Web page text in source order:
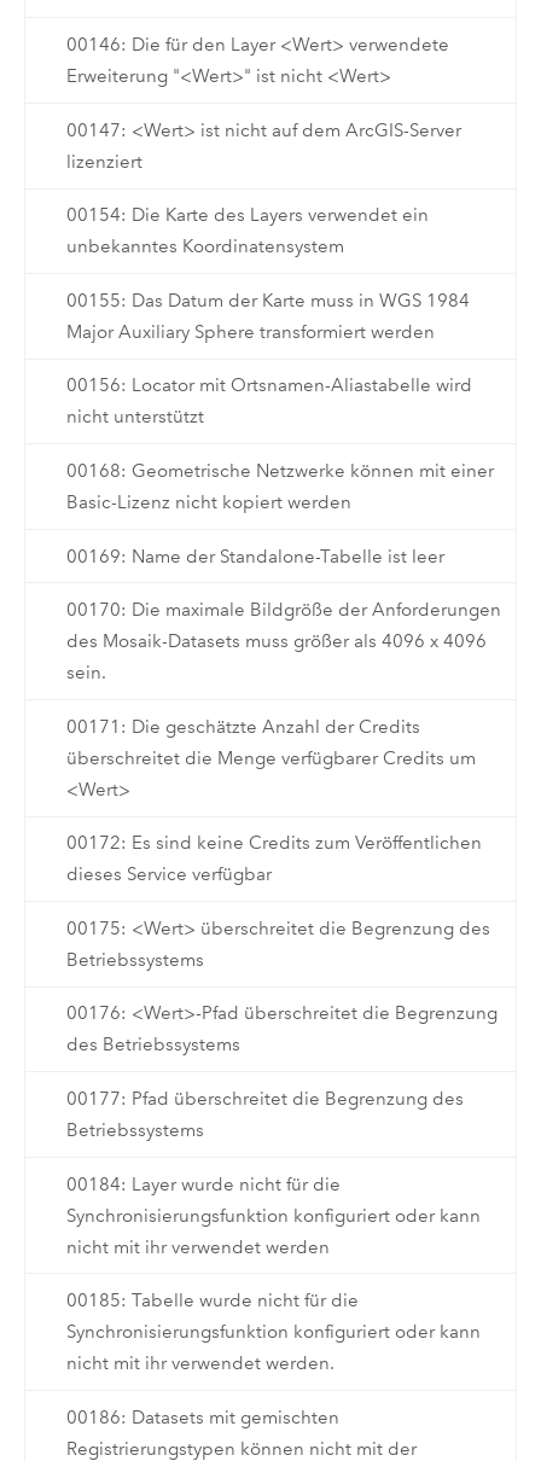
00146: Die für den Layer <Wert> verwendete
Erweiterung "<Wert>" ist nicht <Wert>
00147: <Wert> ist nicht auf dem ArcGIS-Server
lizenziert
00154: Die Karte des Layers verwendet ein
unbekanntes Koordinatensystem
00155: Das Datum der Karte muss in WGS 1984
Major Auxiliary Sphere transformiert werden
00156: Locator mit Ortsnamen-Aliastabelle wird
nicht unterstützt
00168: Geometrische Netzwerke können mit einer
Basic-Lizenz nicht kopiert werden
00169: Name der Standalone-Tabelle ist leer
00170: Die maximale Bildgröße der Anforderungen
des Mosaik-Datasets muss größer als 4096 x 4096
sein.
00171: Die geschätzte Anzahl der Credits
überschreitet die Menge verfügbarer Credits um
<Wert>
00172: Es sind keine Credits zum Veröffentlichen
dieses Service verfügbar
00175: <Wert> überschreitet die Begrenzung des
Betriebssystems
00176: <Wert>-Pfad überschreitet die Begrenzung
des Betriebssystems
00177: Pfad überschreitet die Begrenzung des
Betriebssystems
00184: Layer wurde nicht für die
Synchronisierungsfunktion konfiguriert oder kann
nicht mit ihr verwendet werden
00185: Tabelle wurde nicht für die
Synchronisierungsfunktion konfiguriert oder kann
nicht mit ihr verwendet werden.
00186: Datasets mit gemischten
Registrierungstypen können nicht mit der